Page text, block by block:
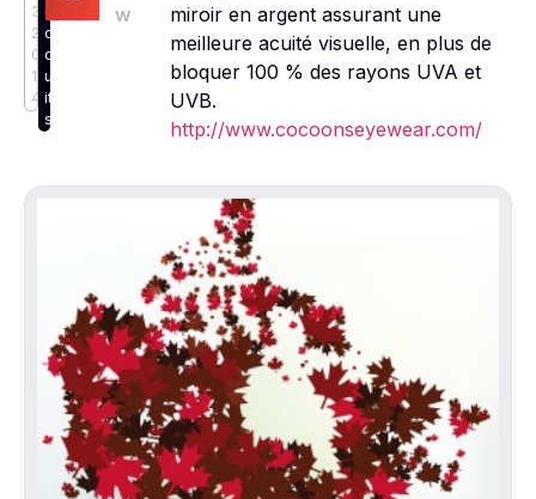
3,
2
0
1
4
r
o
d
u
it
s
w
miroir en argent assurant une
meilleure acuité visuelle, en plus de
bloquer 100 % des rayons UVA et
UVB.
http://www.cocoonseyewear.com/